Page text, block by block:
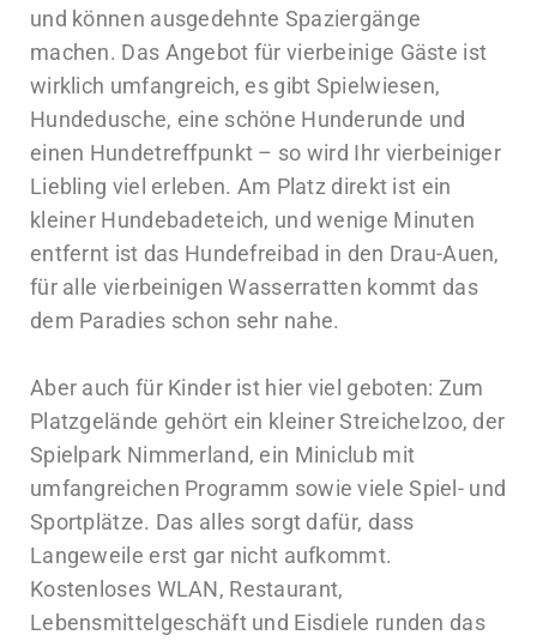
und können ausgedehnte Spaziergänge
machen. Das Angebot für vierbeinige Gäste ist
wirklich umfangreich, es gibt Spielwiesen,
Hundedusche, eine schöne Hunderunde und
einen Hundetreffpunkt – so wird Ihr vierbeiniger
Liebling viel erleben. Am Platz direkt ist ein
kleiner Hundebadeteich, und wenige Minuten
entfernt ist das Hundefreibad in den Drau-Auen,
für alle vierbeinigen Wasserratten kommt das
dem Paradies schon sehr nahe.
Aber auch für Kinder ist hier viel geboten: Zum
Platzgelände gehört ein kleiner Streichelzoo, der
Spielpark Nimmerland, ein Miniclub mit
umfangreichen Programm sowie viele Spiel- und
Sportplätze. Das alles sorgt dafür, dass
Langeweile erst gar nicht aufkommt.
Kostenloses WLAN, Restaurant,
Lebensmittelgeschäft und Eisdiele runden das